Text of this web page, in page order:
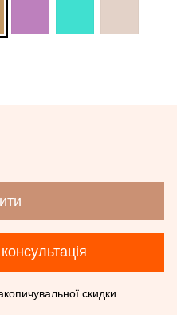
скидки